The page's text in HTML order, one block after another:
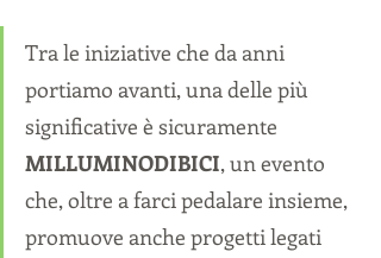
Tra le iniziative che da anni
portiamo avanti, una delle più
significative è sicuramente
MILLUMINODIBICI, un evento
che, oltre a farci pedalare insieme,
promuove anche progetti legati